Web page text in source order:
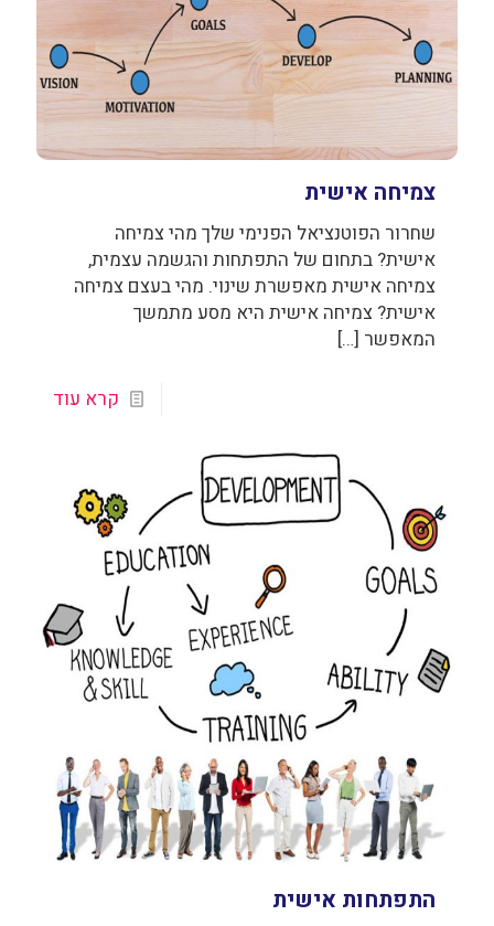
צמיחה אישית
שחרור הפוטנציאל הפנימי שלך מהי צמיחה
אישית? בתחום של התפתחות והגשמה עצמית,
צמיחה אישית מאפשרת שינוי. מהי בעצם צמיחה
אישית? צמיחה אישית היא מסע מתמשך
המאפשר […]
קרא עוד
התפתחות אישית